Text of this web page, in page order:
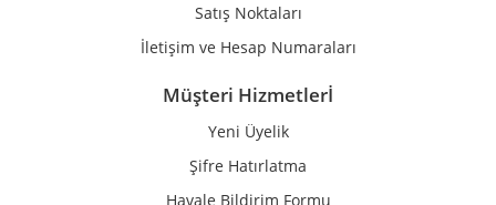
Gönder
Satış Noktaları
İletişim ve Hesap Numaraları
Müşteri Hizmetlerİ
Yeni Üyelik
Şifre Hatırlatma
Havale Bildirim Formu